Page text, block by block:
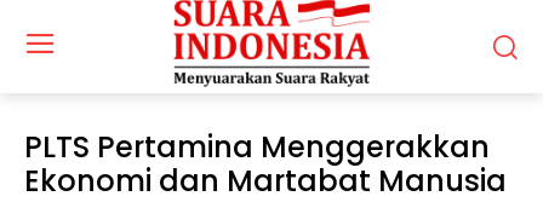
PLTS Pertamina Menggerakkan
Ekonomi dan Martabat Manusia